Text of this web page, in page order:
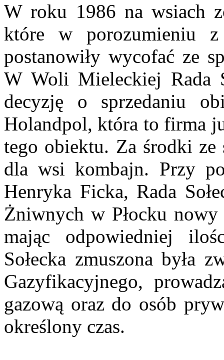
W roku 1986 na wsiach
które w porozumieniu z
postanowiły wycofać ze
W Woli Mieleckiej Rada
decyzję o sprzedaniu
Holandpol, która to firma
tego obiektu. Za środki ze
dla wsi kombajn. Przy
Henryka Ficka, Rada
Żniwnych w Płocku
mając odpowiedniej
Sołecka zmuszona była
Gazyfikacyjnego,
gazową oraz do osób
określony czas.